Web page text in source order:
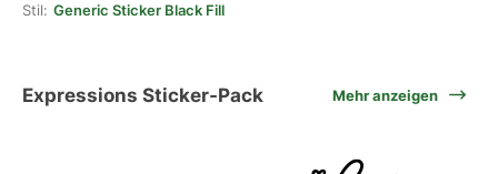
Stil: Generic Sticker Black Fill
Expressions Sticker-Pack Mehr anzeigen